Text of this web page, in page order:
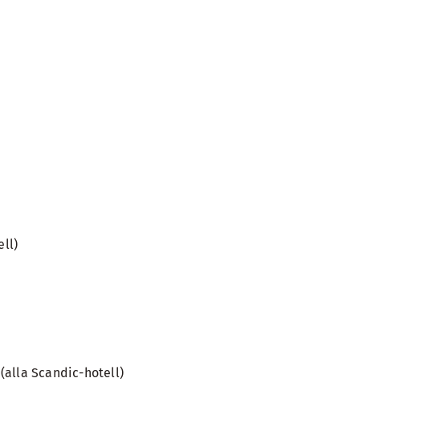
Scandic-hotell)